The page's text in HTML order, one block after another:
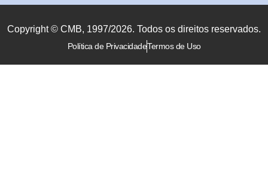
Copyright © CMB, 1997/2026. Todos os direitos reservados.
Política de PrivacidadeTermos de Uso